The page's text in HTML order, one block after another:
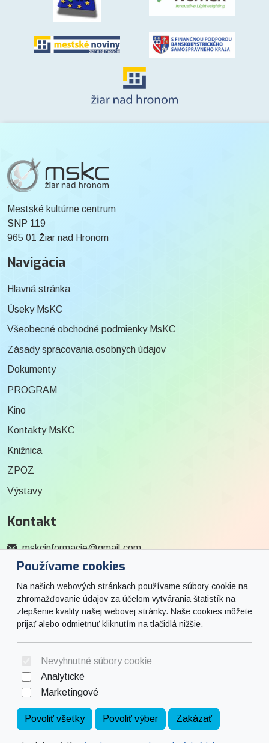
Používame cookies
Na našich webových stránkach používame súbory cookie na
zhromažďovanie údajov za účelom vytvárania štatistík na
zlepšenie kvality našej webovej stránky. Naše cookies môžete
prijať alebo odmietnuť kliknutím na tlačidlá nižšie.
Nevyhnutné súbory cookie
Analytické
Marketingové
Povoliť všetky Povoliť výber Zakázať
Mestské kultúrne centrum
SNP 119
965 01 Žiar nad Hronom
Navigácia
Hlavná stránka
Úseky MsKC
Všeobecné obchodné podmienky MsKC
Zásady spracovania osobných údajov
Dokumenty
PROGRAM
Kino
Kontakty MsKC
Knižnica
ZPOZ
Výstavy
Kontakt
mskcinformacie@gmail.com
0915 727 244
Social
Facebook
Hosting: - Web: